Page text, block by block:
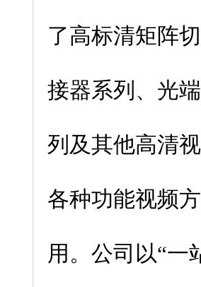
了高标清矩阵
接器系列、光
列 及其他高清
各种功能视频
用。公司以“一